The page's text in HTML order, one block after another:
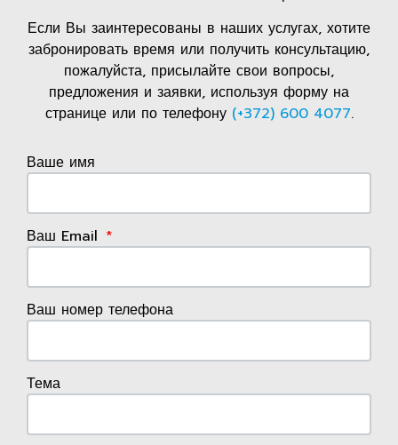
Если Вы заинтересованы в наших услугах, хотите
забронировать время или получить консультацию,
пожалуйста, присылайте свои вопросы,
предложения и заявки, используя форму на
странице или по телефону (+372) 600 4077.
Ваше имя
Ваш Email
Ваш номер телефона
Тема